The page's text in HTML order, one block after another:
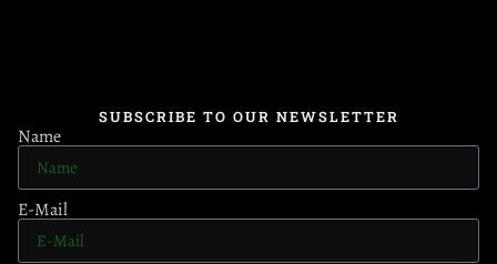
SUBSCRIBE TO OUR NEWSLETTER
Name
E-Mail